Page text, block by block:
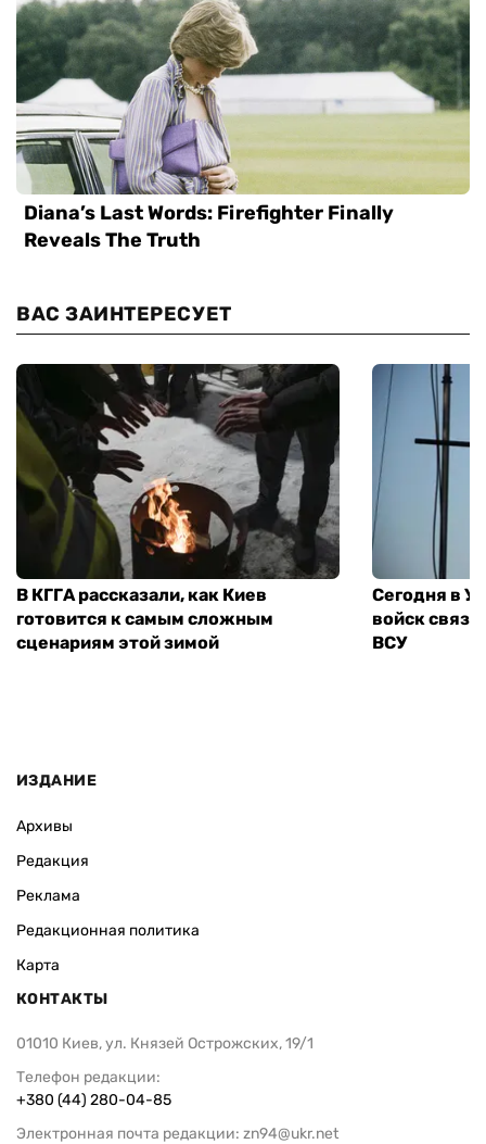
ВАС ЗАИНТЕРЕСУЕТ
В КГГА рассказали, как Киев
готовится к самым сложным
сценариям этой зимой
Сегодня в
войск
ВСУ
ИЗДАНИЕ
Архивы
Редакция
Реклама
Редакционная политика
Карта
КОНТАКТЫ
01010 Киев, ул. Князей Острожских, 19/1
Телефон редакции:
+380 (44) 280-04-85
Электронная почта редакции: zn94@ukr.net